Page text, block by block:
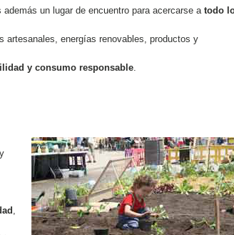
un lugar de encuentro para acercarse atodo
artesanales, energías renovables, productos y
y consumo responsable.
,